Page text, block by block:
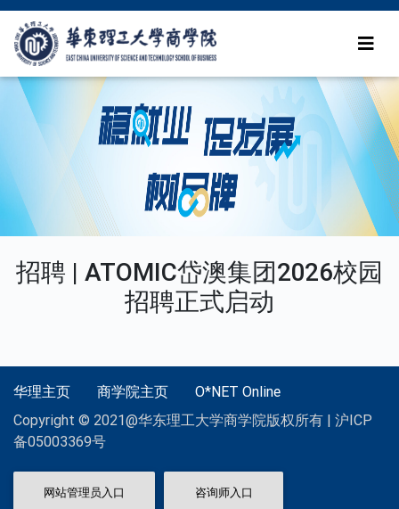
招聘 | ATOMIC岱澳集团2026校园
招聘正式启动
华理主页 商学院主页
O*NET Online
Copyright © 2021@华东理工大学商学院版权所有 | 沪ICP
备05003369号
网站管理员入口 咨询师入口